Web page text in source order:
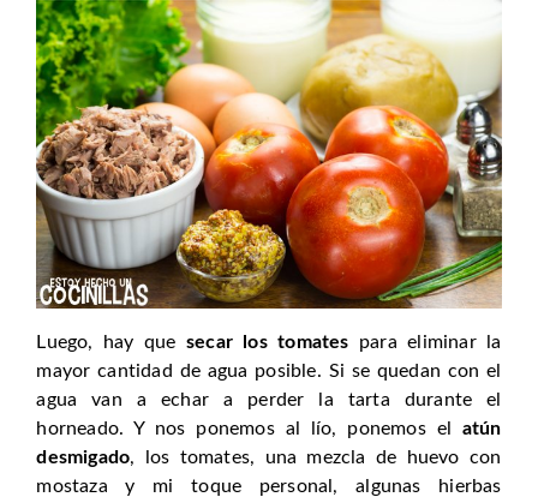
Luego, hay que secar los tomates para eliminar la
mayor cantidad de agua posible. Si se quedan con el
agua van a echar a perder la tarta durante el
horneado. Y nos ponemos al lío, ponemos el atún
desmigado, los tomates, una mezcla de huevo con
mostaza y mi toque personal, algunas hierbas